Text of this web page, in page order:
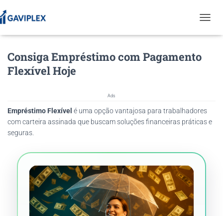
O
I
G
N
Consiga Empréstimo com Pagamento
Flexível Hoje
Ads
Empréstimo Flexível é uma opção vantajosa para trabalhadores
com carteira assinada que buscam soluções financeiras práticas e
seguras.